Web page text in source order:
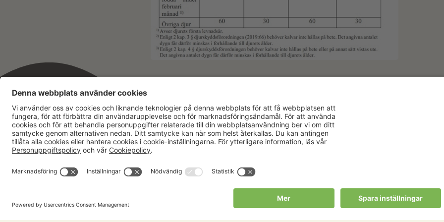
Aktuellt
Kalender
Publikationer
Förbund